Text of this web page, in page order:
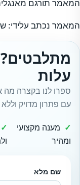
המאמר תורגם
המאמר נכתב עלידי:
עלות
ספרו לנו בקצרה מה
עם פתרון מדויק
מענה מקצועי
ומהיר
שם מלא